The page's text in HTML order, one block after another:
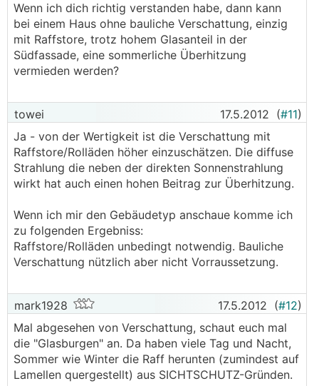
Wenn ich dich richtig verstanden habe, dann kann
bei einem Haus ohne bauliche Verschattung, einzig
mit Raffstore, trotz hohem Glasanteil in der
Südfassade, eine sommerliche Überhitzung
vermieden werden?
towei 17.5.2012 (#11)
Ja - von der Wertigkeit ist die Verschattung mit
Raffstore/Rolläden höher einzuschätzen. Die diffuse
Strahlung die neben der direkten Sonnenstrahlung
wirkt hat auch einen hohen Beitrag zur Überhitzung.
Wenn ich mir den Gebäudetyp anschaue komme ich
zu folgenden Ergebniss:
Raffstore/Rolläden unbedingt notwendig. Bauliche
Verschattung nützlich aber nicht Vorraussetzung.
mark1928 17.5.2012 (#12)
Mal abgesehen von Verschattung, schaut euch mal
die "Glasburgen" an. Da haben viele Tag und Nacht,
Sommer wie Winter die Raff herunten (zumindest auf
Lamellen quergestellt) aus SICHTSCHUTZ-Gründen.